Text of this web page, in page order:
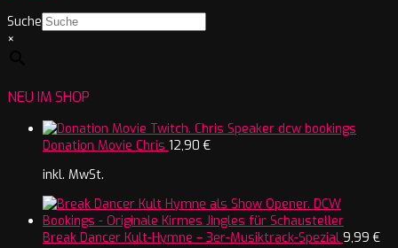
Suche
×
NEU IM SHOP
Donation Movie Chris 12,90 €
inkl. MwSt.
Break Dancer Kult-Hymne – 3er-Musiktrack-Spezial 9,99 €